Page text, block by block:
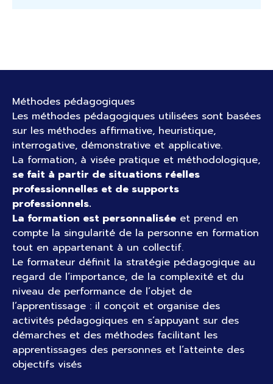
Méthodes pédagogiques
Les méthodes pédagogiques utilisées sont basées
sur les méthodes affirmative, heuristique,
interrogative, démonstrative et applicative.
La formation, à visée pratique et méthodologique,
se fait à partir de situations réelles
professionnelles et de supports
professionnels.
La formation est personnalisée et prend en
compte la singularité de la personne en formation
tout en appartenant à un collectif.
Le formateur définit la stratégie pédagogique au
regard de l’importance, de la complexité et du
niveau de performance de l’objet de
l’apprentissage : il conçoit et organise des
activités pédagogiques en s’appuyant sur des
démarches et des méthodes facilitant les
apprentissages des personnes et l’atteinte des
objectifs visés